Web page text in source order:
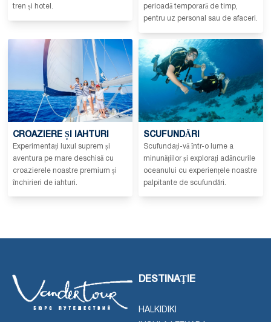
tren și hotel.
perioadă temporară de timp,
pentru uz personal sau de afaceri.
CROAZIERE ȘI IAHTURI
Experimentați luxul suprem și
aventura pe mare deschisă cu
croazierele noastre premium și
închirieri de iahturi.
SCUFUNDĂRI
Scufundați-vă într-o lume a
minunățiilor și explorați adâncurile
oceanului cu experiențele noastre
palpitante de scufundări.
DESTINAŢIE
HALKIDIKI